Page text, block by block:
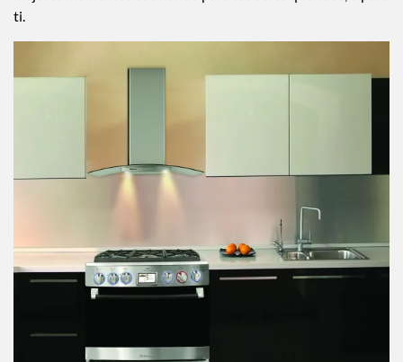
mejores momentos cocinando para tus seres queridos, o para